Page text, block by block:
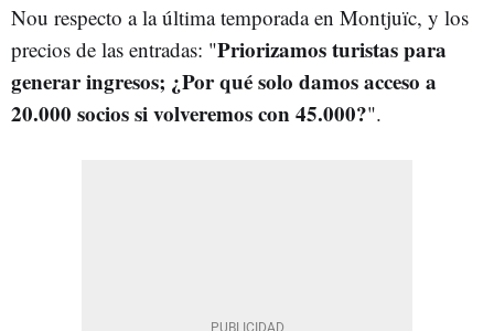
Nou respecto a la última temporada en Montjuïc, y los
precios de las entradas: "Priorizamos turistas para
generar ingresos; ¿Por qué solo damos acceso a
20.000 socios si volveremos con 45.000?".